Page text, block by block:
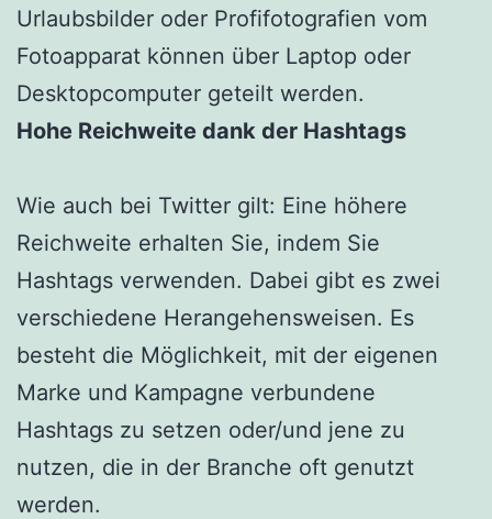
Urlaubsbilder oder Profifotografien vom
Fotoapparat können über Laptop oder
Desktopcomputer geteilt werden.
Hohe Reichweite dank der Hashtags
Wie auch bei Twitter gilt: Eine höhere
Reichweite erhalten Sie, indem Sie
Hashtags verwenden. Dabei gibt es zwei
verschiedene Herangehensweisen. Es
besteht die Möglichkeit, mit der eigenen
Marke und Kampagne verbundene
Hashtags zu setzen oder/und jene zu
nutzen, die in der Branche oft genutzt
werden.